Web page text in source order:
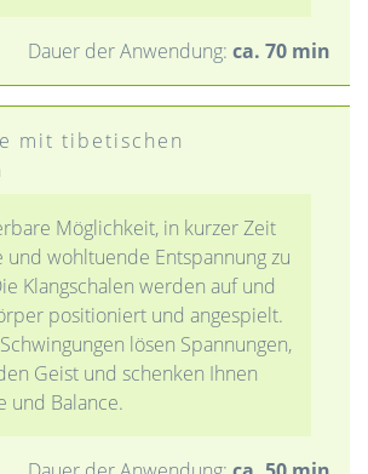
Dauer der Anwendung: ca. 70 min
mit tibetischen
Möglichkeit, in kurzer Zeit
und wohltuende Entspannung zu
Klangschalen werden auf und
positioniert und angespielt.
lösen Spannungen,
Geist und schenken Ihnen
und Balance.